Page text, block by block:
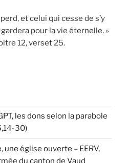
et celui qui cesse de s’y
pour la vie éternelle. »
12, verset 25.
les dons selon la parabole
30)
église ouverte – EERV,
du canton de Vaud